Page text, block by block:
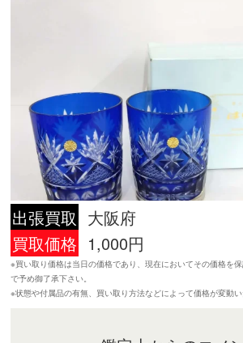
出張買取 大阪府
買取価格 1,000円
※買い取り価格は当日の価格であり、現在においてその価格を
で予め御了承下さい。
※状態や付属品の有無、買い取り方法などによって価格が変動い